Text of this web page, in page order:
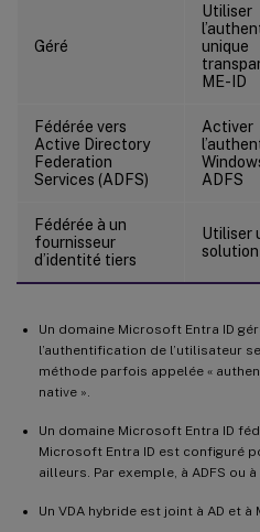
Géré
Utiliser
unique
ME-ID
Fédérée vers
Active Directory
Federation
Services (ADFS)
Activer
ADFS
Fédérée à un
fournisseur
d’identité tiers
Utiliser
Un domaine Microsoft Entra ID
l’authentification de l’utilisateur
méthode parfois appelée «
native ».
Un domaine Microsoft Entra ID
Microsoft Entra ID est configuré
ailleurs. Par exemple, à ADFS ou
Un VDA hybride est joint à AD et à